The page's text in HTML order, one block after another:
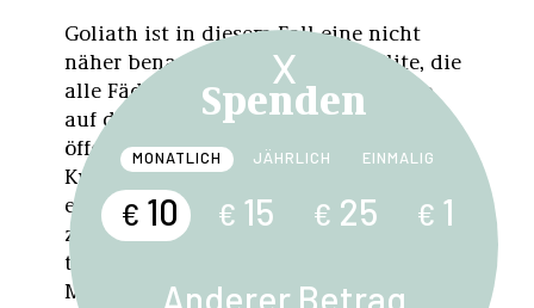
Goliath ist in diesem Fall eine nicht
näher benannte geheime linke Elite, die
alle Fäden in der Hand hält – egal ob
auf der Straße, im Parlament, im
öffentlich-rechtlichen Rundfunk oder im
Kulturbetrieb. Immer wieder werden
einzelne Personen dieser Elite
zugeordnet, nie wird aufgelöst, wie sie
tatsächlich strukturiert ist. So bleibt das
Mysterium einer unsichtbaren und
X
Spenden
MONATLICH JÄHRLICH EINMALIG
€ 10 € 15 € 25 € 1
Anderer Betrag